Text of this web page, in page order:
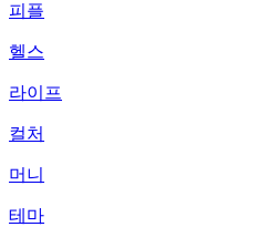
피플
헬스
라이프
컬처
머니
테마